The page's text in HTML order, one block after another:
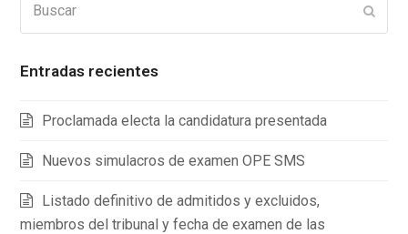
Entradas recientes
Proclamada electa la candidatura presentada
Nuevos simulacros de examen OPE SMS
Listado definitivo de admitidos y excluidos,
miembros del tribunal y fecha de examen de las